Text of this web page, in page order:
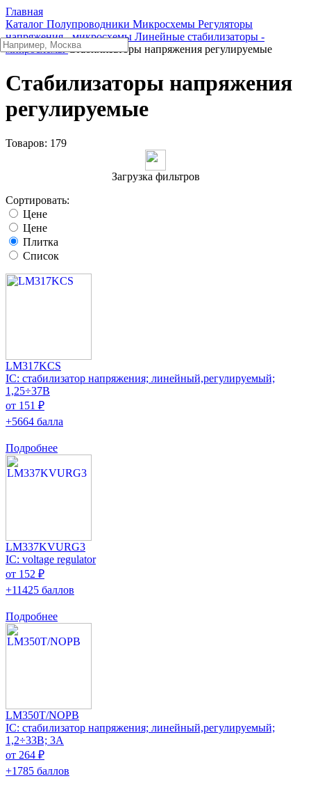
Главная
Каталог Полупроводники Микросхемы Регуляторы
напряжения - микросхемы Линейные стабилизаторы -
микросхемы Стабилизаторы напряжения регулируемые
Стабилизаторы напряжения
регулируемые
Товаров: 179
Загрузка фильтров
Сортировать:
Цене
Цене
Плитка
Список
LM317KCS
IC: стабилизатор напряжения; линейный,регулируемый;
1,25÷37В
от 151 ₽
+5664 балла
Подробнее
LM337KVURG3
IC: voltage regulator
от 152 ₽
+11425 баллов
Подробнее
LM350T/NOPB
IC: стабилизатор напряжения; линейный,регулируемый;
1,2÷33В; 3А
от 264 ₽
+1785 баллов